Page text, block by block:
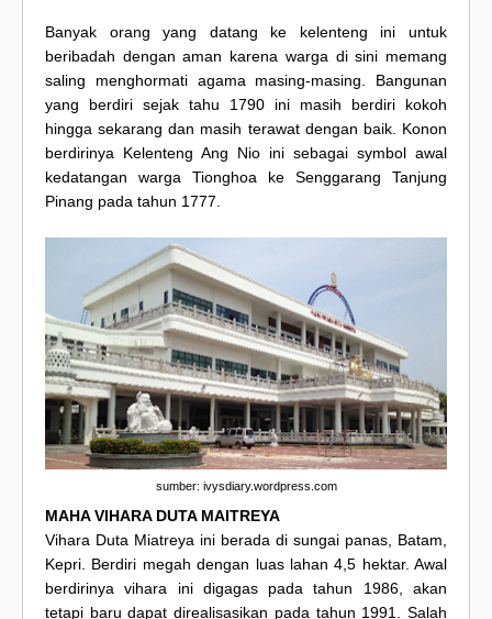
Banyak orang yang datang ke kelenteng ini untuk
beribadah dengan aman karena warga di sini memang
saling menghormati agama masing-masing. Bangunan
yang berdiri sejak tahu 1790 ini masih berdiri kokoh
hingga sekarang dan masih terawat dengan baik. Konon
berdirinya Kelenteng Ang Nio ini sebagai symbol awal
kedatangan warga Tionghoa ke Senggarang Tanjung
Pinang pada tahun 1777.
sumber: ivysdiary.wordpress.com
MAHA VIHARA DUTA MAITREYA
Vihara Duta Miatreya ini berada di sungai panas, Batam,
Kepri. Berdiri megah dengan luas lahan 4,5 hektar. Awal
berdirinya vihara ini digagas pada tahun 1986, akan
tetapi baru dapat direalisasikan pada tahun 1991. Salah